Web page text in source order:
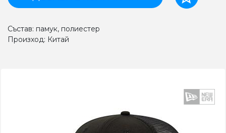
Състав: памук, полиестер
Произход: Китай